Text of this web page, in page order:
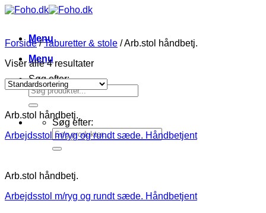
Menu
Menu
Søg efter:
Søg efter:
Forside / Taburetter & stole /Arb.stol håndbetj.
Viser alle 4 resultater
Arb.stol håndbetj.
Arbejdsstol m/ryg og rundt sæde. Håndbetjent
Arb.stol håndbetj.
Arbejdsstol m/ryg og rundt sæde. Håndbetjent